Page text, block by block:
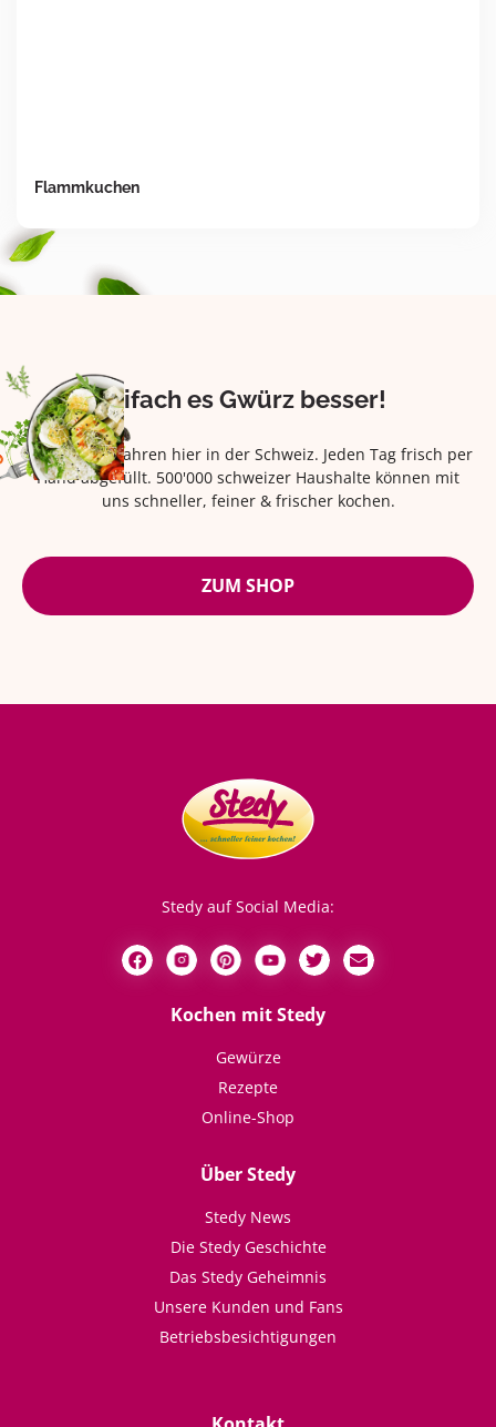
Flammkuchen
Eifach es Gwürz besser!
Seit über 42 Jahren hier in der Schweiz. Jeden Tag frisch per
Hand abgefüllt. 500'000 schweizer Haushalte können mit
uns schneller, feiner & frischer kochen.
ZUM SHOP
Stedy auf Social Media:
Kochen mit Stedy
Gewürze
Rezepte
Online-Shop
Über Stedy
Stedy News
Die Stedy Geschichte
Das Stedy Geheimnis
Unsere Kunden und Fans
Betriebsbesichtigungen